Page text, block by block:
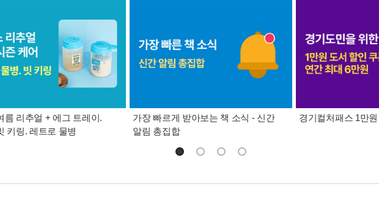
름 리추얼 + 에그 트레이.
키링. 레트로 물병
가장 빠르게 받아보는 책 소식 - 신간
알림 총집합
경기컬처패스 1만